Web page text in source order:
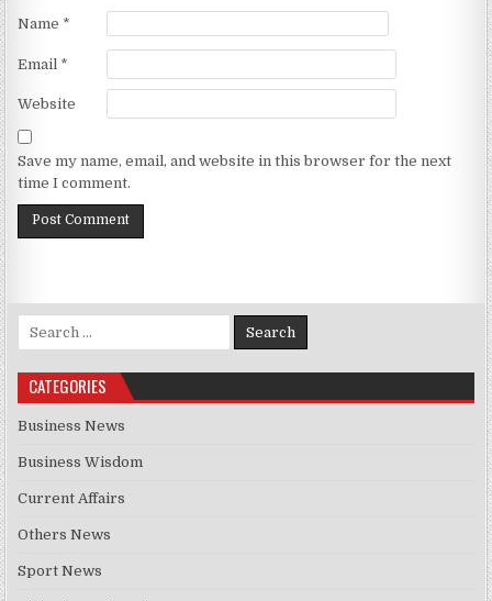
Name *
Email *
Website
Save my name, email, and website in this browser for the next
time I comment.
Search for:
CATEGORIES
Business News
Business Wisdom
Current Affairs
Others News
Sport News